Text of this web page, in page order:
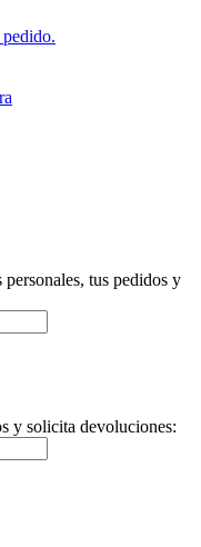
personales, tus pedidos y
y solicita devoluciones: